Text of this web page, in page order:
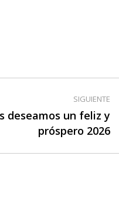
SIGUIENTE
deseamos un feliz y
próspero 2026